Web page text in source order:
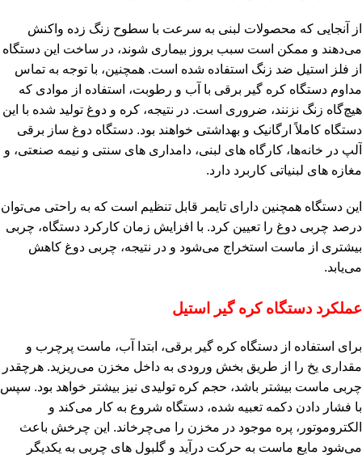
از آنجایی که محصولات لبنی به سرعت با سطوح زنگ‌ زده واکنش
می‌دهند و ممکن است سبب بروز بیماری شوند، در ساخت این دستگاه
از فلز استیل ضد زنگ استفاده شده است. همچنین، با توجه به تماس
مداوم دستگاه کره‌ گیر برقی با آب و رطوبت، استفاده از موادی که
هیچ‌گاه زنگ نزنند، ضروری است. در نتیجه، کره و دوغ تولید شده با این
دستگاه کاملاً ارگانیک و بهداشتی خواهند بود. دستگاه دوغ‌ ساز برقی
آلپ در خانه‌ها، کارگاه‌ های لبنی، دامداری‌ های سنتی و نیمه‌ صنعتی، و
مغازه‌ های لبنیاتی کاربرد دارد.
این دستگاه همچنین دارای تایمر قابل تنظیم است که به راحتی می‌توان
درصد چربی دوغ را تعیین کرد. با افزایش زمان کارکرد دستگاه، چربی
بیشتری از ماست استخراج می‌شود و در نتیجه، چربی دوغ کاهش
می‌یابد.
عملکرد دستگاه کره‌ گیر استیل
برای استفاده از دستگاه کره‌ گیر برقی، ابتدا آب، ماست پرچرب و
مقداری یخ را از طریق بخش ورودی به داخل مخزن می‌ریزید. هرچقدر
چربی ماست بیشتر باشد، حجم کره تولیدی نیز بیشتر خواهد بود. سپس
با فشار دادن دکمه تعبیه شده، دستگاه شروع به کار می‌کند و
الکتروموتور، پره موجود در مخزن را می‌چرخاند. این چرخش باعث
می‌شود مایع ماست به حرکت درآید و گلبول‌ های چربی به یکدیگر